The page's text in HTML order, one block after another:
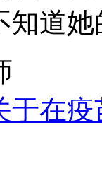
知道
于在